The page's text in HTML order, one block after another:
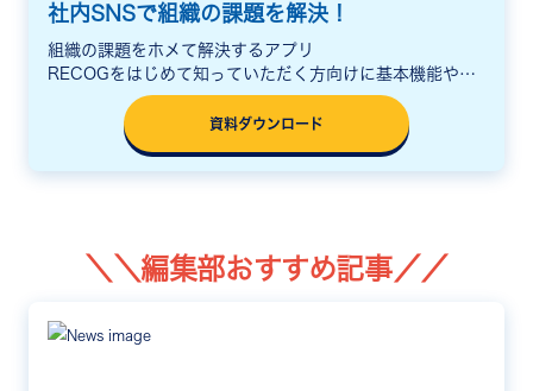
社内SNSで組織の課題を解決！
組織の課題をホメて解決するアプリ
RECOGをはじめて知っていただく方向けに基本機能や活
用シーン、料金をまとめた説明資料をご用意しています。
資料ダウンロード
＼＼編集部おすすめ記事／／